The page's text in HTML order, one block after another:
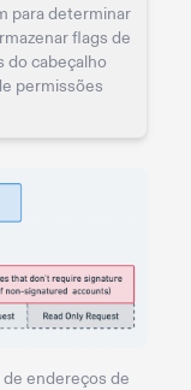
para determinar
flags de
do cabeçalho
permissões
endereços de